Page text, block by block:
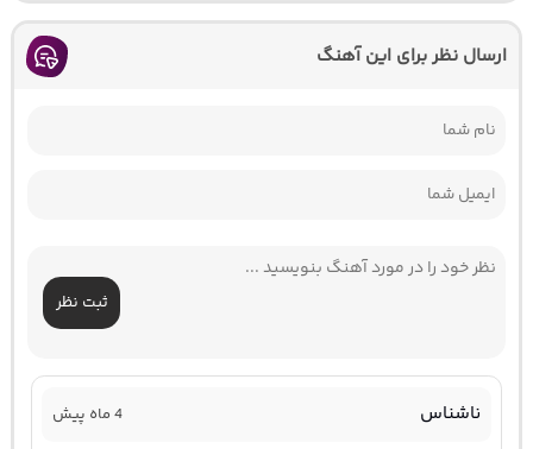
ارسال نظر برای این آهنگ
ثبت نظر
ناشناس 4 ماه پیش